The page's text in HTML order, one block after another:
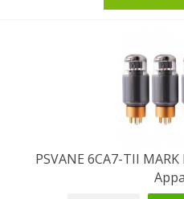
PSVANE 6CA7-TII